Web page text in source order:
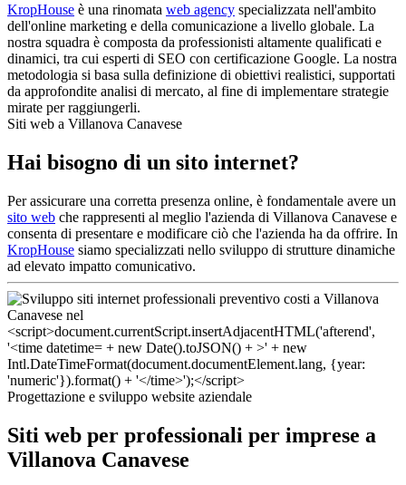
KropHouse è una rinomata web agency specializzata nell'ambito
dell'online marketing e della comunicazione a livello globale. La
nostra squadra è composta da professionisti altamente qualificati e
dinamici, tra cui esperti di SEO con certificazione Google. La nostra
metodologia si basa sulla definizione di obiettivi realistici, supportati
da approfondite analisi di mercato, al fine di implementare strategie
mirate per raggiungerli.
Siti web a Villanova Canavese
Hai bisogno di un sito internet?
Per assicurare una corretta presenza online, è fondamentale avere un
sito web che rappresenti al meglio l'azienda di Villanova Canavese e
consenta di presentare e modificare ciò che l'azienda ha da offrire. In
KropHouse siamo specializzati nello sviluppo di strutture dinamiche
ad elevato impatto comunicativo.
Progettazione e sviluppo website aziendale
Siti web per professionali per imprese a
Villanova Canavese